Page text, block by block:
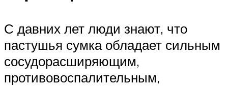
С давних лет люди знают, что
пастушья сумка обладает сильным
сосудорасширяющим,
противовоспалительным,